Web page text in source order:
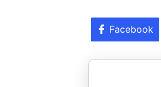
Facebook